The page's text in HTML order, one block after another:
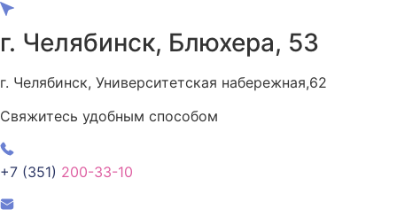
Перейти
содержимому
г. Челябинск, Блюхера, 53
г. Челябинск, Университетская набережная,62
Свяжитесь удобным способом
+7 (351) 200-33-10